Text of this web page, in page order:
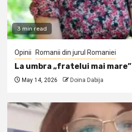
3 min read
Opinii Romanii din jurul Romaniei
La umbra „fratelui mai mare”
May 14, 2026 Doina Dabija